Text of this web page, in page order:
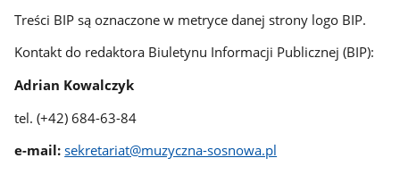
Treści BIP są oznaczone w metryce danej strony logo BIP.
Kontakt do redaktora Biuletynu Informacji Publicznej (BIP):
Adrian Kowalczyk
tel. (+42) 684-63-84
e-mail: sekretariat@muzyczna-sosnowa.pl